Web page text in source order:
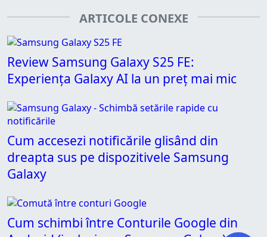
ARTICOLE CONEXE
Review Samsung Galaxy S25 FE:
Experiența Galaxy AI la un preț mai mic
Cum accesezi notificările glisând din
dreapta sus pe dispozitivele Samsung
Galaxy
Cum schimbi între Conturile Google din